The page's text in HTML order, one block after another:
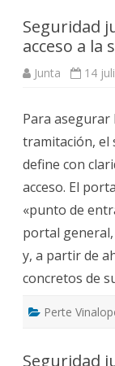
Seguridad
acceso a la
Junta 14
Para asegurar
tramitación, el
define con
acceso. El
«punto de
portal general,
y, a partir de
concretos de
Perte
Seguridad